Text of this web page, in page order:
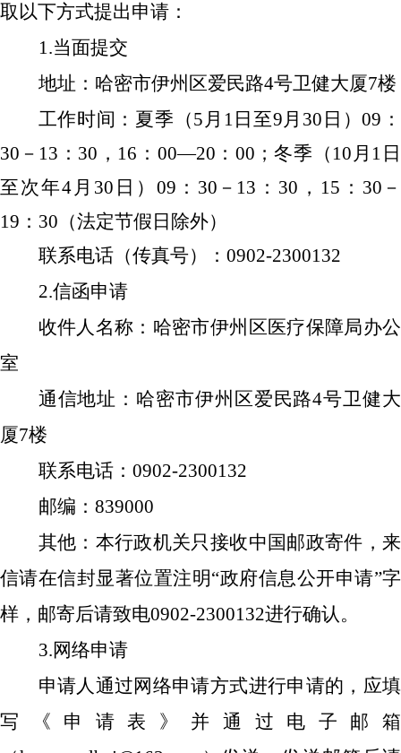
取以下方式提出申请：
1.当面提交
地址：哈密市伊州区爱民路4号卫健大厦7楼
工作时间：夏季（5月1日至9月30日 ）09：
30－13：30，16：00—20：00；冬季（10月1日
至次年4月30日）09：30－13：30，15：30－
19：30（法定节假日除外）
联系电话（传真号）： 0902-2300132
2.信函申请
收件人名称：哈密市伊州区医疗保障局办公
室
通信地址：哈密市伊州区爱民路4号卫健大
厦7楼
联系电话： 0902-2300132
邮编： 839000
其他：本行政机关只接收中国邮政寄件，来
信请在信封显著位置注明“政府信息公开申请”字
样，邮寄后请致电0902-2300132进行确认。
3.网络申请
申请人通过网络申请方式进行申请的，应填
写《申请表》并通过电子邮箱